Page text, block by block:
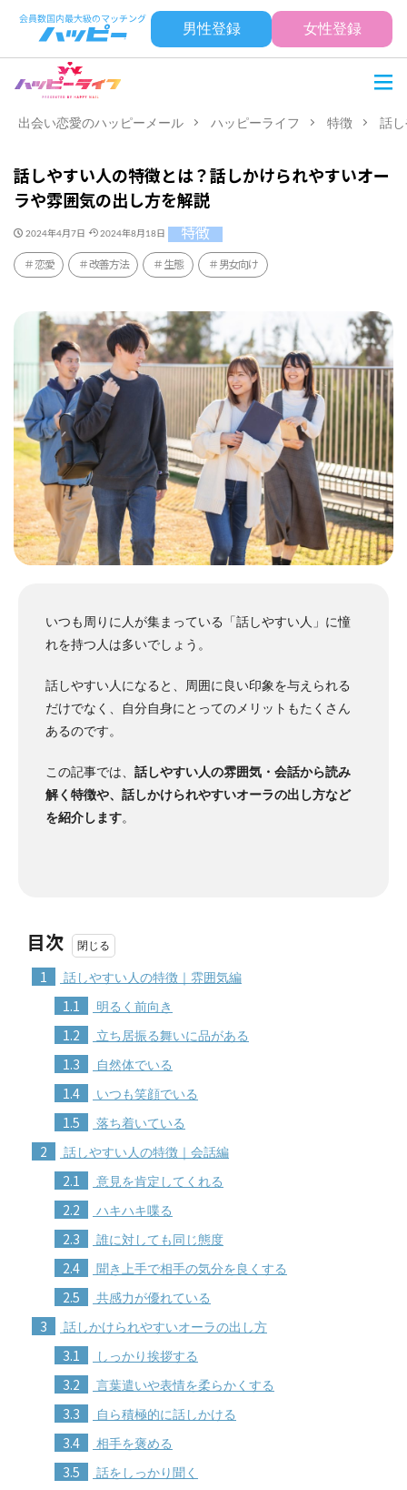
男性登録 女性登録
出会い恋愛のハッピーメール ハッピーライフ 特徴 話
話しやすい人の特徴とは？話しかけられやすいオー
ラや雰囲気の出し方を解説
2024年4月7日 2024年8月18日 特徴
恋愛 改善方法 生態 男女向け
いつも周りに人が集まっている「話しやすい人」に憧
れを持つ人は多いでしょう。
話しやすい人になると、周囲に良い印象を与えられる
だけでなく、自分自身にとってのメリットもたくさん
あるのです。
この記事では、 話しやすい人の雰囲気・会話から読み
解く特徴や、話しかけられやすいオーラの出し方など
を紹介します。
目次
1 話しやすい人の特徴｜雰囲気編
1.1 明るく前向き
1.2 立ち居振る舞いに品がある
1.3 自然体でいる
1.4 いつも笑顔でいる
1.5 落ち着いている
2 話しやすい人の特徴｜会話編
2.1 意見を肯定してくれる
2.2 ハキハキ喋る
2.3 誰に対しても同じ態度
2.4 聞き上手で相手の気分を良くする
2.5 共感力が優れている
3 話しかけられやすいオーラの出し方
3.1 しっかり挨拶する
3.2 言葉遣いや表情を柔らかくする
3.3 自ら積極的に話しかける
3.4 相手を褒める
3.5 話をしっかり聞く